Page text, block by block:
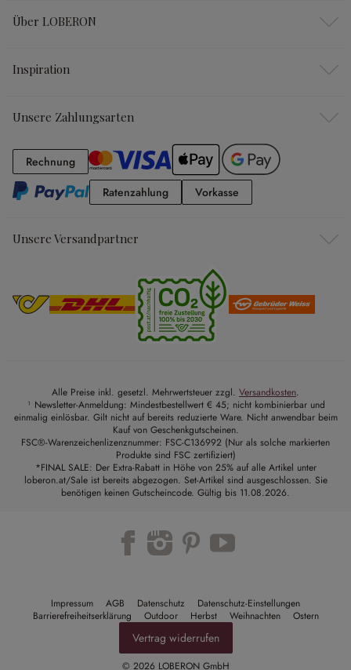
Über LOBERON
Inspiration
Unsere Zahlungsarten
RechnungRechnung
RatenzahlungRatenzahlung
Vorkasse
Unsere Versandpartner
Alle Preise inkl. gesetzl. Mehrwertsteuer zzgl. Versandkosten.
¹ Newsletter-Anmeldung: Mindestbestellwert € 45; nicht kombinierbar und
einmalig einlösbar. Gilt nicht auf bereits reduzierte Ware. Nicht anwendbar beim
Kauf von Geschenkgutscheinen.
FSC®-Warenzeichenlizenznummer: FSC-C136992 (Nur als solche markierten
Produkte sind FSC zertifiziert)
*FINAL SALE: Der Extra-Rabatt in Höhe von 25% auf alle Artikel unter
loberon.at/Sale ist bereits abgezogen. Set-Artikel sind ausgeschlossen. Sie
benötigen keinen Gutscheincode. Gültig bis 11.08.2026.
Impressum AGB Datenschutz
Datenschutz-Einstellungen
Barrierefreiheitserklärung
Outdoor Herbst Weihnachten Ostern
Vertrag widerrufen
© 2026 LOBERON GmbH